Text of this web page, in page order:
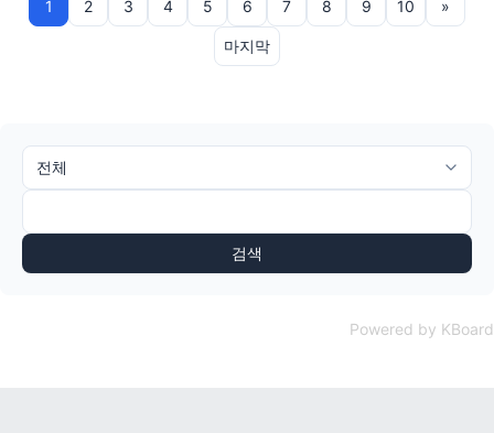
1 2 3 4 5 6 7 8 9 10 »
마지막
검색
Powered by KBoard